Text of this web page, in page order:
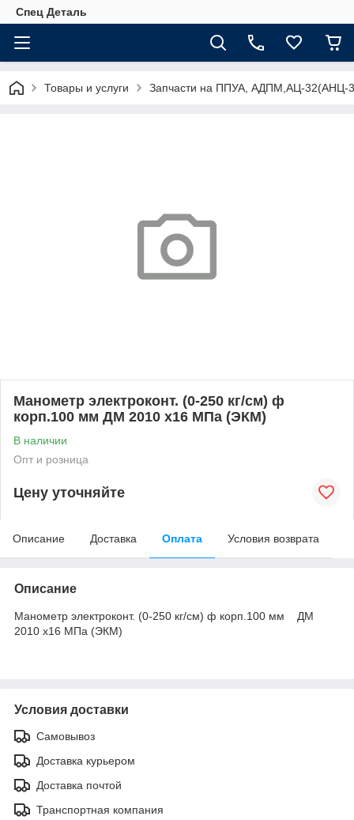
Спец Деталь
Товары и услуги Запчасти на ППУА, АДПМ,АЦ-32(АНЦ-
Манометр электроконт. (0-250 кг/см) ф
корп.100 мм ДМ 2010 х16 МПа (ЭКМ)
В наличии
Опт и розница
Цену уточняйте
Описание Доставка Оплата Условия возврата
Описание
Манометр электроконт. (0-250 кг/см) ф корп.100 мм ДМ
2010 х16 МПа (ЭКМ)
Условия доставки
Самовывоз
Доставка курьером
Доставка почтой
Транспортная компания